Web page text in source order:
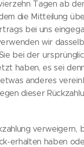
Tagen ab
die Mitteilung
bei uns
wir
bei der
haben, es sei
anderes
dieser
verweigern,
erhalten haben